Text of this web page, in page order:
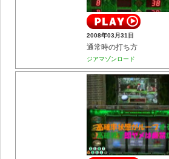
2008年03月31日
通常時の打ち方
ジアマゾンロード